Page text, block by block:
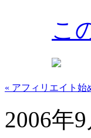
こ
« アフィリエイト始
2006年9